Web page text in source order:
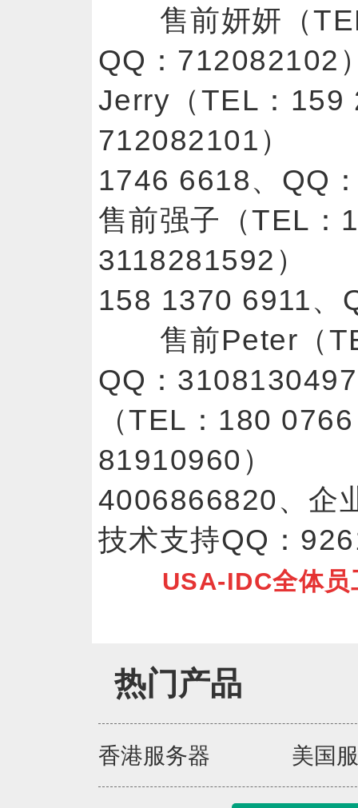
售前妍妍（
QQ：
Jerry（TEL：159
712082101）
1746 6618、
售前强子（TEL：
3118281592）
158 1370 6911
售前Peter（
QQ：
（TEL：180
81910960）
4006866820、企
技术支持QQ：
USA-IDC全体
热门产品
香港服务器 美国